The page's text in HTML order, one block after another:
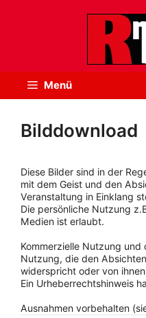
Menü
Bilddownload
Diese Bilder sind in der
mit dem Geist und den
Veranstaltung in Einklang
Die persönliche Nutzung
Medien ist erlaubt.
Kommerzielle Nutzung und
Nutzung, die den
widerspricht oder von
Ein Urheberrechtshinweis
Ausnahmen vorbehalten